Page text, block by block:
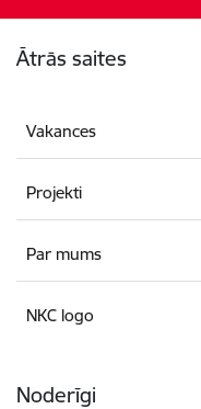
Ātrās saites
Vakances
Projekti
Par mums
NKC logo
Noderīgi